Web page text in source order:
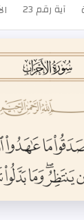
آية رقم 23